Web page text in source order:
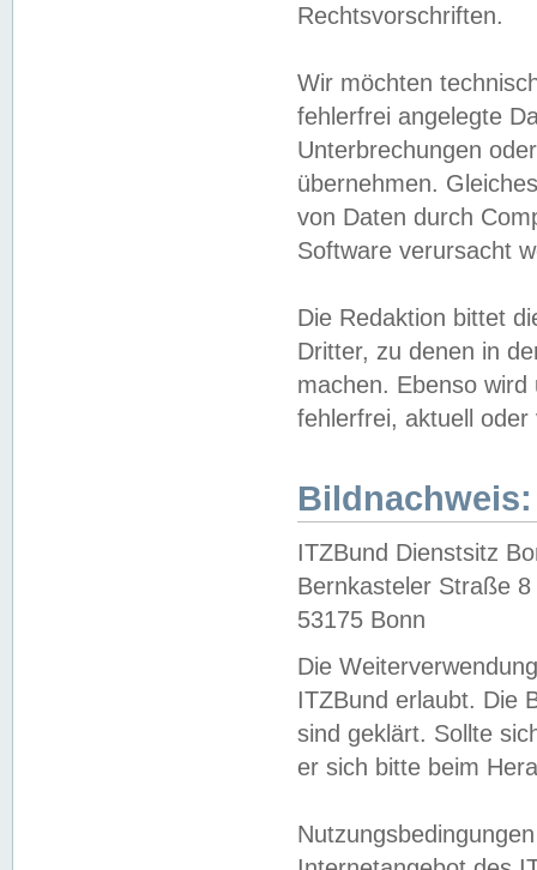
Rechtsvorschriften.
Wir möchten
fehlerfrei angelegte
Unterbrechungen
übernehmen.
von Daten durch
Software verursacht
Die Redaktion bittet
Dritter, zu denen in
machen. Ebenso
fehlerfrei, aktuell oder
Bildnachweis:
ITZBund Dienstsitz
Bernkasteler Straße 8
53175 Bonn
Die
ITZBund erlaubt. Die
sind geklärt. Sollte
er sich bitte beim